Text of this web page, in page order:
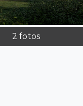
2 fotos